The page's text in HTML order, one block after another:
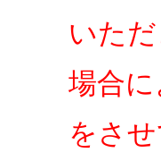
いた
場合
をさ